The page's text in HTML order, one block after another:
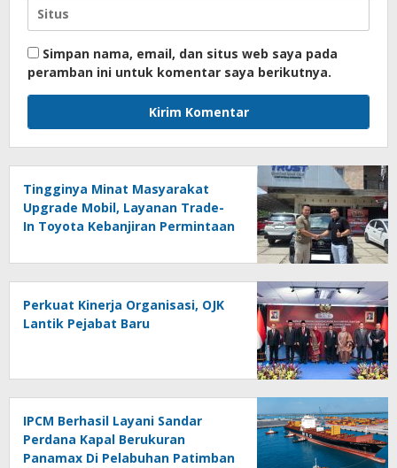
Simpan nama, email, dan situs web saya pada
peramban ini untuk komentar saya berikutnya.
Tingginya Minat Masyarakat
Upgrade Mobil, Layanan Trade-
In Toyota Kebanjiran Permintaan
Perkuat Kinerja Organisasi, OJK
Lantik Pejabat Baru
IPCM Berhasil Layani Sandar
Perdana Kapal Berukuran
Panamax Di Pelabuhan Patimban